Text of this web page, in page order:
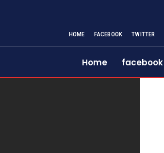
HOME FACEBOOK TWITTER
Home facebook